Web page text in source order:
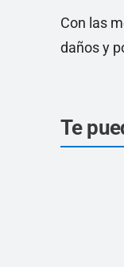
Con las
daños y
Te